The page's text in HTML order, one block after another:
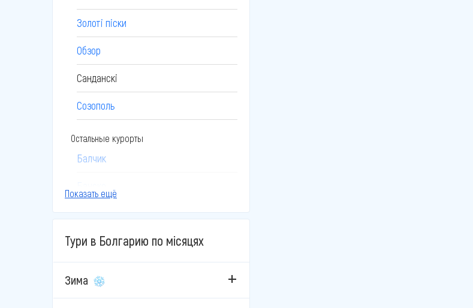
Золоті піски
Обзор
Санданскі
Созополь
Остальные курорты
Балчик
Боровец
Бургас
Велико-Тырново
Показать ещё
Тури в Болгарию по місяцях
Зима